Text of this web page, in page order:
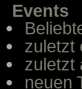
Events
zuletzt
zuletzt
neuen